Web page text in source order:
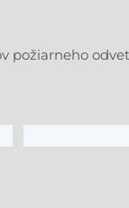
požiarneho